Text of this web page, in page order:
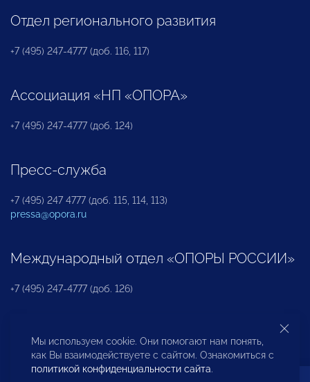
Отдел регионального развития
+7 (495) 247-4777 (доб. 116, 117)
Ассоциация «НП «ОПОРА»
+7 (495) 247-4777 (доб. 124)
Пресс-служба
+7 (495) 247 4777 (доб. 115, 114, 113)
pressa@opora.ru
Международный отдел «ОПОРЫ РОССИИ»
+7 (495) 247-4777 (доб. 126)
Бюро по защите прав предпринимателей и
инвесторов
Мы используем cookie. Они помогают нам понять,
как Вы взаимодействуете с сайтом. Ознакомиться с
политикой конфиденциальности сайта.